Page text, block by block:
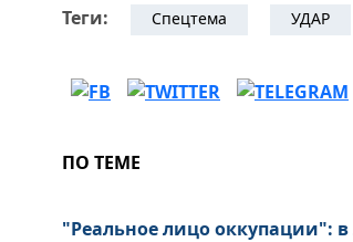
Теги: Спецтема УДАР
ПО ТЕМЕ
"Реальное лицо оккупации":